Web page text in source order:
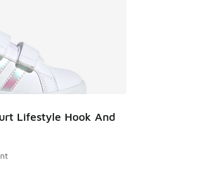
Lifestyle Hook And